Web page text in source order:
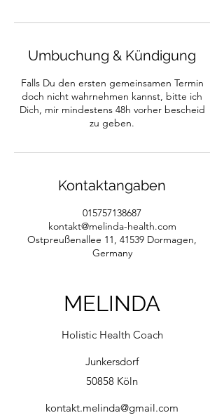
Umbuchung & Kündigung
Falls Du den ersten gemeinsamen Termin
doch nicht wahrnehmen kannst, bitte ich
Dich, mir mindestens 48h vorher bescheid
zu geben.
Kontaktangaben
015757138687
kontakt@melinda-health.com
Ostpreußenallee 11, 41539 Dormagen,
Germany
MELINDA
Holistic Health Coach
Junkersdorf
50858 Köln
kontakt.melinda@gmail.com